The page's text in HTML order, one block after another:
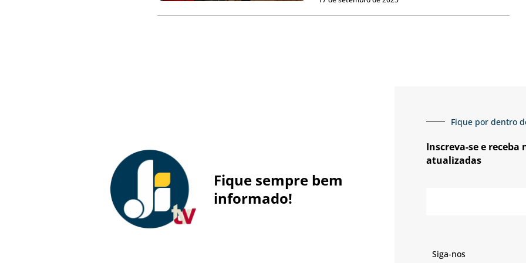
Fique sempre bem
informado!
Fique por dentro
Inscreva-se e
atualizadas
Siga-nos